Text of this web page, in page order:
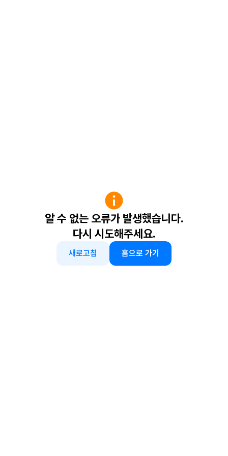
알 수 없는 오류가 발생했습니다.
다시 시도해주세요.
새로고침 홈으로 가기